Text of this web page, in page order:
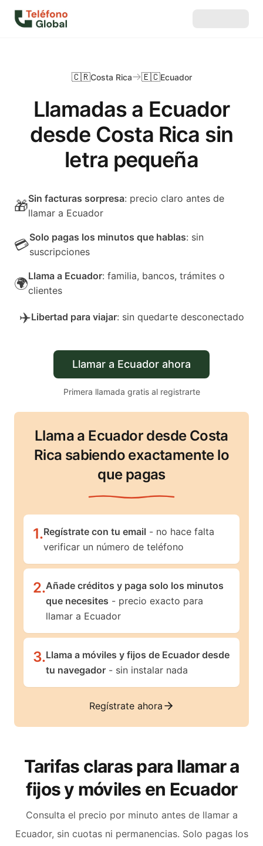
Llamadas a Ecuador
desde Costa Rica sin
letra pequeña
🇨🇷Costa Rica 🇪🇨Ecuador
🎁Sin facturas sorpresa: precio claro antes de
llamar a Ecuador
💳Solo pagas los minutos que hablas: sin
suscripciones
🌍Llama a Ecuador: familia, bancos, trámites o
clientes
✈️Libertad para viajar: sin quedarte desconectado
Llamar a Ecuador ahora
Primera llamada gratis al registrarte
Llama a Ecuador desde Costa
Rica sabiendo exactamente lo
que pagas
1.Regístrate con tu email - no hace falta
verificar un número de teléfono
2.Añade créditos y paga solo los minutos
que necesites - precio exacto para
llamar a Ecuador
3.Llama a móviles y fijos de Ecuador desde
tu navegador - sin instalar nada
Regístrate ahora
Tarifas claras para llamar a
fijos y móviles en Ecuador
Consulta el precio por minuto antes de llamar a
Ecuador, sin cuotas ni permanencias. Solo pagas los